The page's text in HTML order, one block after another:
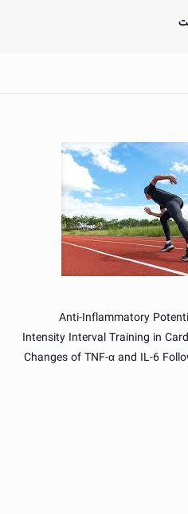
Anti-Inflammatory
Intensity Interval Training in
Changes of TNF-α and IL-6